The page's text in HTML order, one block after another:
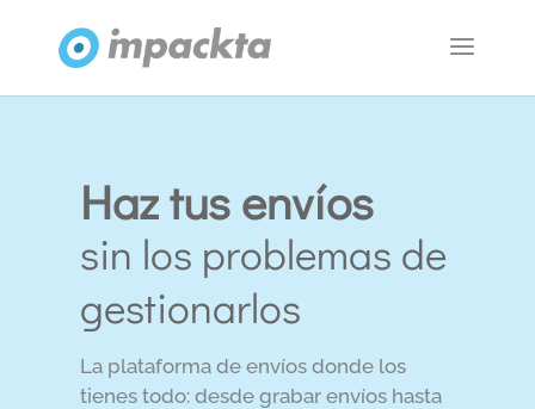
Haz tus envíos
sin los problemas de
gestionarlos
La plataforma de envíos donde los
tienes todo: desde grabar envíos hasta